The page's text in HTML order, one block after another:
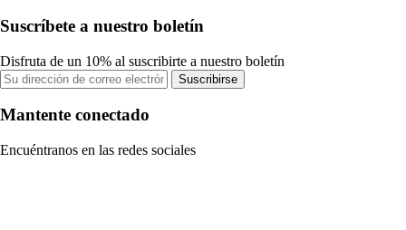
Suscríbete a nuestro boletín
Disfruta de un 10% al suscribirte a nuestro boletín
Suscribirse
Mantente conectado
Encuéntranos en las redes sociales